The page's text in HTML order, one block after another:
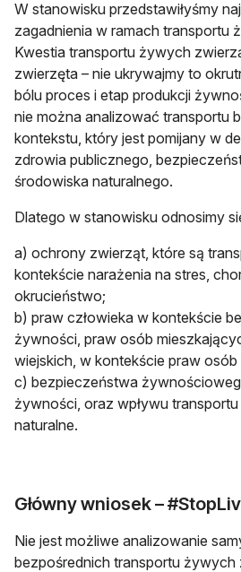
W stanowisku przedstawiłyśmy
zagadnienia w ramach transportu
Kwestia transportu żywych
zwierzęta – nie ukrywajmy to
bólu proces i etap produkcji
nie można analizować transportu
kontekstu, który jest pomijany w
zdrowia publicznego,
środowiska naturalnego.
Dlatego w stanowisku odnosimy
a) ochrony zwierząt, które są
kontekście narażenia na stres,
okrucieństwo;
b) praw człowieka w kontekście
żywności, praw osób
wiejskich, w kontekście praw
c) bezpieczeństwa
żywności, oraz wpływu
naturalne.
Główny wniosek –
Nie jest możliwe analizowanie
bezpośrednich transportu żywych